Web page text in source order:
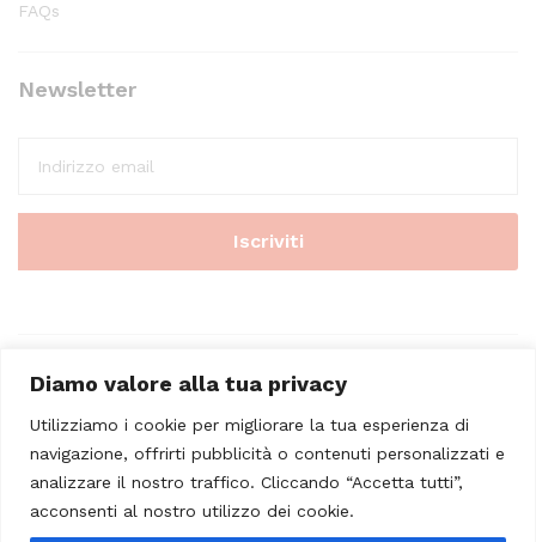
Diamo valore alla tua privacy
Utilizziamo i cookie per migliorare la tua esperienza di
navigazione, offrirti pubblicità o contenuti personalizzati e
analizzare il nostro traffico. Cliccando “Accetta tutti”,
acconsenti al nostro utilizzo dei cookie.
FAQs
Newsletter
© 2023 - Casa Musicale Vicini. All Rights Reserved